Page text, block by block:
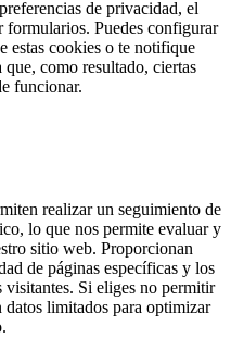
de privacidad, el
Puedes configurar
estas cookies o te notifique
que, como resultado, ciertas
funcionar.
realizar un seguimiento de
lo que nos permite evaluar y
sitio web. Proporcionan
de páginas específicas y los
visitantes. Si eliges no permitir
datos limitados para optimizar